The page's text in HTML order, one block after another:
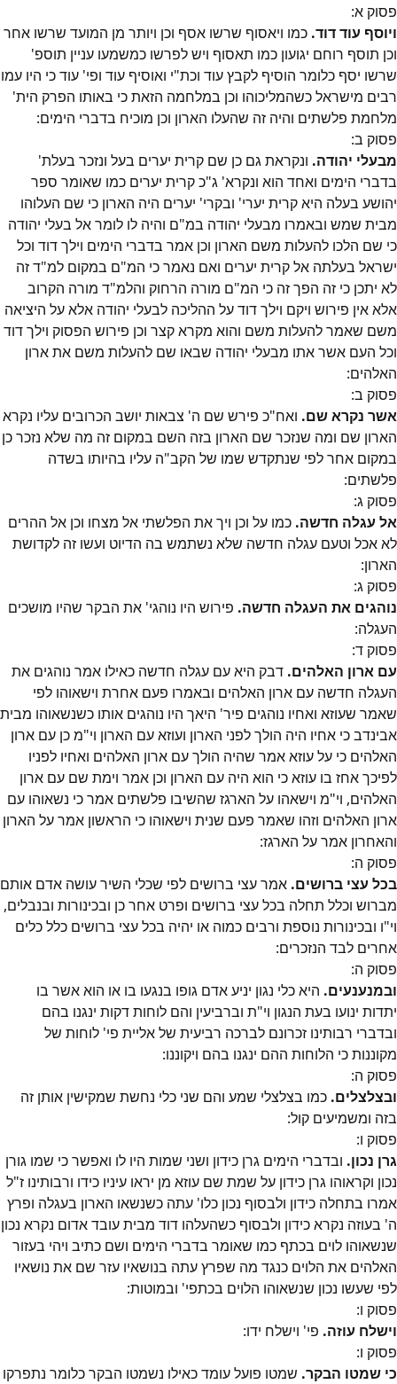
פסוק א:
ויוסף עוד דוד. כמו ויאסוף שרשו אסף וכן ויותר מן המועד שרשו אחר
וכן תוסף רוחם יגועון כמו תאסוף ויש לפרשו כמשמעו עניין תוספ'
שרשו יסף כלומר הוסיף לקבץ עוד וכת"י ואוסיף עוד ופי' עוד כי היו עמו
רבים מישראל כשהמליכוהו וכן במלחמה הזאת כי באותו הפרק הית'
מלחמת פלשתים והיה זה שהעלו הארון וכן מוכיח בדברי הימים:
פסוק ב:
מבעלי יהודה. ונקראת גם כן שם קרית יערים בעל ונזכר בעלת'
בדברי הימים ואחד הוא ונקרא' ג"כ קרית יערים כמו שאומר ספר
יהושע בעלה היא קרית יערי' ובקרי' יערים היה הארון כי שם העלוהו
מבית שמש ובאמרו מבעלי יהודה במ"ם והיה לו לומר אל בעלי יהודה
כי שם הלכו להעלות משם הארון וכן אמר בדברי הימים וילך דוד וכל
ישראל בעלתה אל קרית יערים ואם נאמר כי המ"ם במקום למ"ד זה
לא יתכן כי זה הפך זה כי המ"ם מורה הרחוק והלמ"ד מורה הקרוב
אלא אין פירוש ויקם וילך דוד על ההליכה לבעלי יהודה אלא על היציאה
משם שאמר להעלות משם והוא מקרא קצר וכן פירוש הפסוק וילך דוד
וכל העם אשר אתו מבעלי יהודה שבאו שם להעלות משם את ארון
האלהים:
פסוק ב:
אשר נקרא שם. ואח"כ פירש שם ה' צבאות יושב הכרובים עליו נקרא
הארון שם ומה שנזכר שם הארון בזה השם במקום זה מה שלא נזכר כן
במקום אחר לפי שנתקדש שמו של הקב"ה עליו בהיותו בשדה
פלשתים:
פסוק ג:
אל עגלה חדשה. כמו על וכן ויך את הפלשתי אל מצחו וכן אל ההרים
לא אכל וטעם עגלה חדשה שלא נשתמש בה הדיוט ועשו זה לקדושת
הארון:
פסוק ג:
נוהגים את העגלה חדשה. פירוש היו נוהגי' את הבקר שהיו מושכים
העגלה:
פסוק ד:
עם ארון האלהים. דבק היא עם עגלה חדשה כאילו אמר נוהגים את
העגלה חדשה עם ארון האלהים ובאמרו פעם אחרת וישאוהו לפי
שאמר שעוזא ואחיו נוהגים פיר' היאך היו נוהגים אותו כשנשאוהו מבית
אבינדב כי אחיו היה הולך לפני הארון ועוזא עם הארון וי"מ כן עם ארון
האלהים כי על עוזא אמר שהיה הולך עם ארון האלהים ואחיו לפניו
לפיכך אחז בו עוזא כי הוא היה עם הארון וכן אמר וימת שם עם ארון
האלהים, וי"מ וישאהו על הארגז שהשיבו פלשתים אמר כי נשאוהו עם
ארון האלהים וזהו שאמר פעם שנית וישאוהו כי הראשון אמר על הארון
והאחרון אמר על הארגז:
פסוק ה:
בכל עצי ברושים. אמר עצי ברושים לפי שכלי השיר עושה אדם אותם
מברוש וכלל תחלה בכל עצי ברושים ופרט אחר כן ובכינורות ובנבלים,
וי"ו ובכינורות נוספת ורבים כמוה או יהיה בכל עצי ברושים כלל כלים
אחרים לבד הנזכרים:
פסוק ה:
ובמנענעים. היא כלי נגון יניע אדם גופו בנגעו בו או הוא אשר בו
יתדות ינועו בעת הנגון וי"ת וברביעין והם לוחות דקות ינגנו בהם
ובדברי רבותינו זכרונם לברכה רביעית של אליית פי' לוחות של
מקוננות כי הלוחות ההם ינגנו בהם ויקוננו:
פסוק ה:
ובצלצלים. כמו בצלצלי שמע והם שני כלי נחשת שמקישין אותן זה
בזה ומשמיעים קול:
פסוק ו:
גרן נכון. ובדברי הימים גרן כידון ושני שמות היו לו ואפשר כי שמו גורן
נכון וקראוהו גרן כידון על שמת שם עוזא מן יראו עיניו כידו ורבותינו ז"ל
אמרו בתחלה כידון ולבסוף נכון כלו' עתה כשנשאו הארון בעגלה ופרץ
ה' בעוזה נקרא כידון ולבסוף כשהעלהו דוד מבית עובד אדום נקרא נכון
שנשאוהו לוים בכתף כמו שאומר בדברי הימים ושם כתיב ויהי בעזור
האלהים את הלוים כנגד מה שפרץ עתה בנושאיו עזר שם את נושאיו
לפי שעשו נכון שנשאוהו הלוים בכתפי' ובמוטות:
פסוק ו:
וישלח עוזה. פי' וישלח ידו:
פסוק ו:
כי שמטו הבקר. שמטו פועל עומד כאילו נשמטו הבקר כלומר נתפרקו